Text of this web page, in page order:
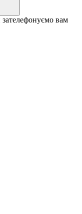
вам